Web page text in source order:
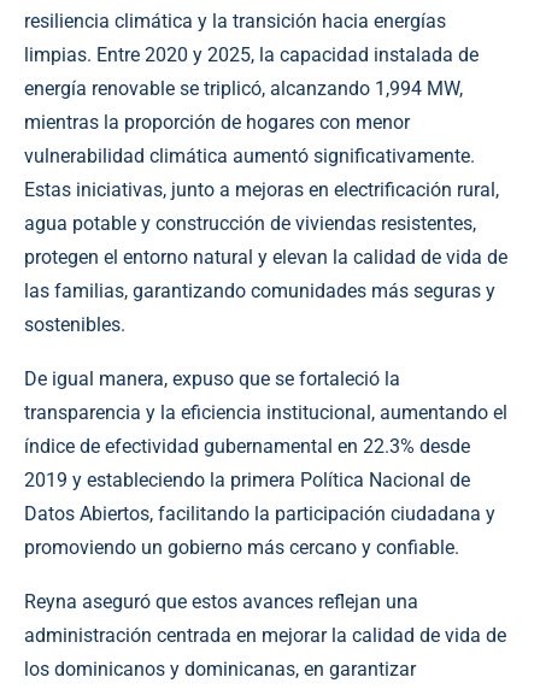
resiliencia climática y la transición hacia energías
limpias. Entre 2020 y 2025, la capacidad instalada de
energía renovable se triplicó, alcanzando 1,994 MW,
mientras la proporción de hogares con menor
vulnerabilidad climática aumentó significativamente.
Estas iniciativas, junto a mejoras en electrificación rural,
agua potable y construcción de viviendas resistentes,
protegen el entorno natural y elevan la calidad de vida de
las familias, garantizando comunidades más seguras y
sostenibles.
De igual manera, expuso que se fortaleció la
transparencia y la eficiencia institucional, aumentando el
índice de efectividad gubernamental en 22.3% desde
2019 y estableciendo la primera Política Nacional de
Datos Abiertos, facilitando la participación ciudadana y
promoviendo un gobierno más cercano y confiable.
Reyna aseguró que estos avances reflejan una
administración centrada en mejorar la calidad de vida de
los dominicanos y dominicanas, en garantizar